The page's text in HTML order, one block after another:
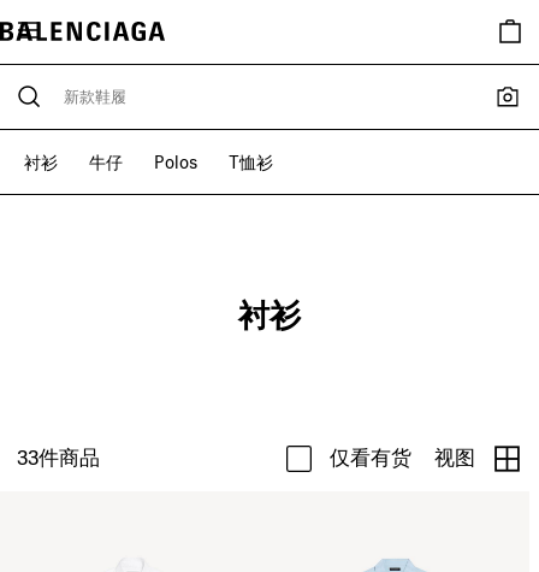
衬衫 牛仔 Polos T恤衫
衬衫
33件商品 仅看有货 视图